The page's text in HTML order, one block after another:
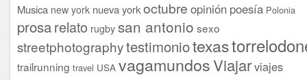
Musica new york nueva yorkoctubre opinión poesía Polonia
prosarelato rugby san antonio sexo
streetphotographytestimoniotexas
trailrunning travel USA vagamundosViajarviajes